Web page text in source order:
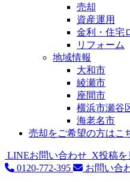
売却
資産運用
金利・住宅
リフォーム
地域情報
大和市
綾瀬市
座間市
横浜市瀬谷
海老名市
売却をご希望の方はこ
LINEお問い合わせ X投稿を
0120-772-395
お問い合